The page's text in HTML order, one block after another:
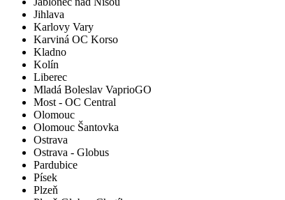
Jihlava
Karlovy Vary
Karviná OC Korso
Kladno
Kolín
Liberec
Mladá Boleslav VaprioGO
Most - OC Central
Olomouc
Olomouc Šantovka
Ostrava
Ostrava - Globus
Pardubice
Písek
Plzeň